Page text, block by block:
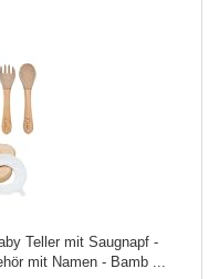
Teller mit Saugnapf -
mit Namen - Bamb ...